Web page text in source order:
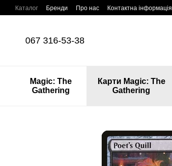
Перейти до основного контенту
Каталог Бренди Про нас Контактна інформація
067 316-53-38
Magic: The
Gathering
Карти Magic: The
Gathering